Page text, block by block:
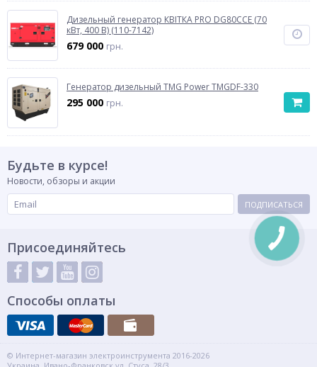
Дизельный генератор КВІТКА PRO DG80CCE (70
кВт, 400 В) (110-7142)
679 000 грн.
Генератор дизельный TMG Power TMGDF-330
295 000 грн.
Будьте в курсе!
Новости, обзоры и акции
ПОДПИСАТЬСЯ
Присоединяйтесь
Способы оплаты
© Интернет-магазин электроинструмента 2016-2026